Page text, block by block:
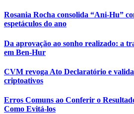
Rosania Rocha consolida “Ani-Hu”
espetáculos do ano
Da aprovação ao sonho realizado: a
em Ben-Hur
CVM revoga Ato Declaratório e
criptoativos
Erros Comuns ao Conferir o
Como Evitá-los